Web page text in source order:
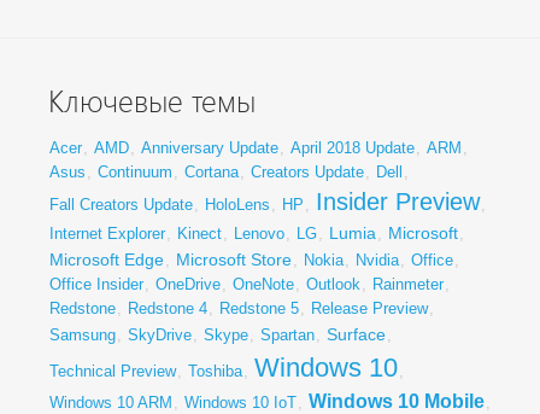
Ключевые темы
Acer, AMD, Anniversary Update, April 2018 Update, ARM ,
Asus , Continuum , Cortana, Creators Update, Dell ,
Fall Creators Update, HoloLens , HP , Insider Preview,
Internet Explorer, Kinect, Lenovo, LG, Lumia , Microsoft,
Microsoft Edge, Microsoft Store, Nokia, Nvidia, Office,
Office Insider, OneDrive, OneNote, Outlook, Rainmeter,
Redstone, Redstone 4, Redstone 5, Release Preview,
Samsung, SkyDrive, Skype, Spartan, Surface,
Technical Preview, Toshiba, Windows 10,
Windows 10 ARM , Windows 10 IoT, Windows 10 Mobile,